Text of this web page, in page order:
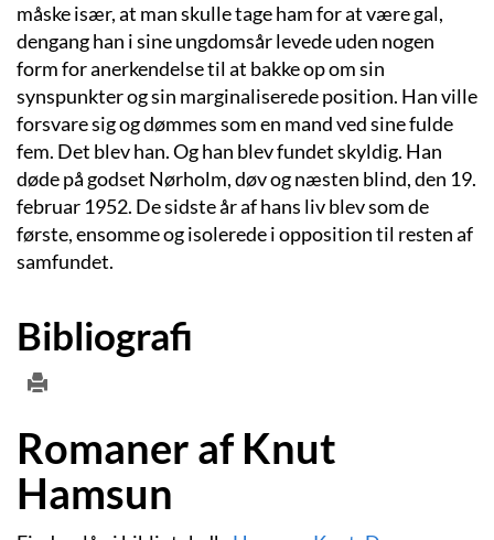
måske især, at man skulle tage ham for at være gal,
dengang han i sine ungdomsår levede uden nogen
form for anerkendelse til at bakke op om sin
synspunkter og sin marginaliserede position. Han ville
forsvare sig og dømmes som en mand ved sine fulde
fem. Det blev han. Og han blev fundet skyldig. Han
døde på godset Nørholm, døv og næsten blind, den 19.
februar 1952. De sidste år af hans liv blev som de
første, ensomme og isolerede i opposition til resten af
samfundet.
Bibliografi
Romaner af Knut
Hamsun